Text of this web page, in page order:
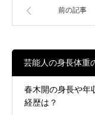
前の記事
芸能人の身長体重
春木開の身長や年
経歴は？